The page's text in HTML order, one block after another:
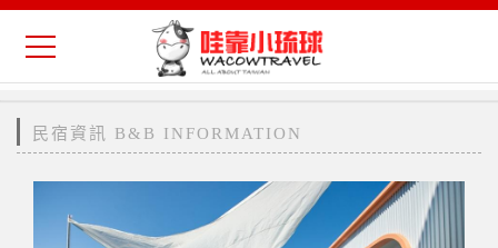
民宿資訊 B&B INFORMATION